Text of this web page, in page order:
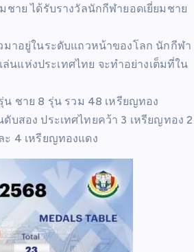
าย ได้รับรางวัลนักกีฬายอดเยี่ยมชาย
มาอยู่ในระดับแถวหน้าของโลก นักกีฬา
แห่งประเทศไทย จะทำอย่างเต็มที่ใน
ชาย 8 รุ่น รวม 48 เหรียญทอง
บสอง ประเทศไทยคว้า 3 เหรียญทอง 2
ะ 4 เหรียญทองแดง